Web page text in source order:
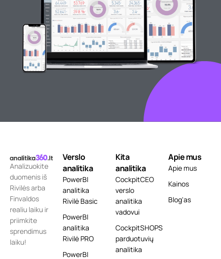
Analizuokite
duomenis iš
Rivilės arba
Finvaldos
realiu laiku ir
priimkite
sprendimus
laiku!
Verslo
analitika
PowerBI
analitika
Rivilė Basic
PowerBI
analitika
Rivilė PRO
PowerBI
Kita
analitika
CockpitCEO
verslo
analitika
vadovui
CockpitSHOPS
parduotuvių
analitika
Apie mus
Apie mus
Kainos
Blog'as